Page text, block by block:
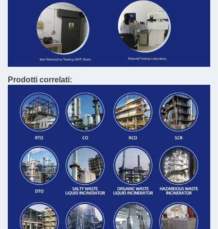
Prodotti correlati: